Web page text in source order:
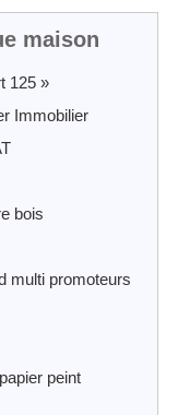
maison
125 »
Immobilier
bois
multi promoteurs
peint